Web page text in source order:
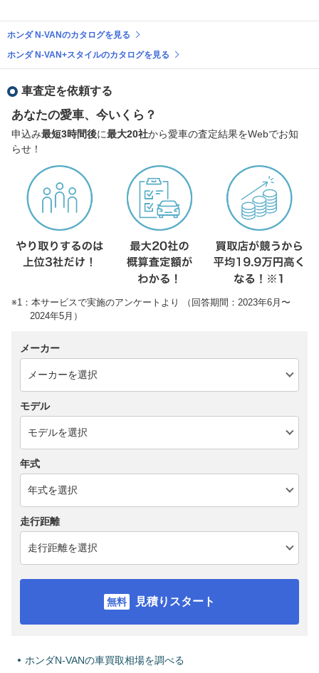
ホンダ N-VANのカタログを見る
ホンダ N-VAN+スタイルのカタログを見る
車査定を依頼する
あなたの愛車、今いくら？
申込み最短3時間後に最大20社から愛車の査定結果をWebでお知
らせ！
※1：本サービスで実施のアンケートより （回答期間：2023年6月〜
2024年5月）
メーカー
モデル
年式
走行距離
見積りスタート
ホンダN-VANの車買取相場を調べる